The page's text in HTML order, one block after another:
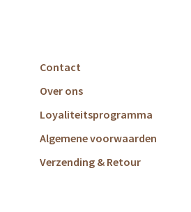
Contact
Over ons
Loyaliteitsprogramma
Algemene voorwaarden
Verzending & Retour